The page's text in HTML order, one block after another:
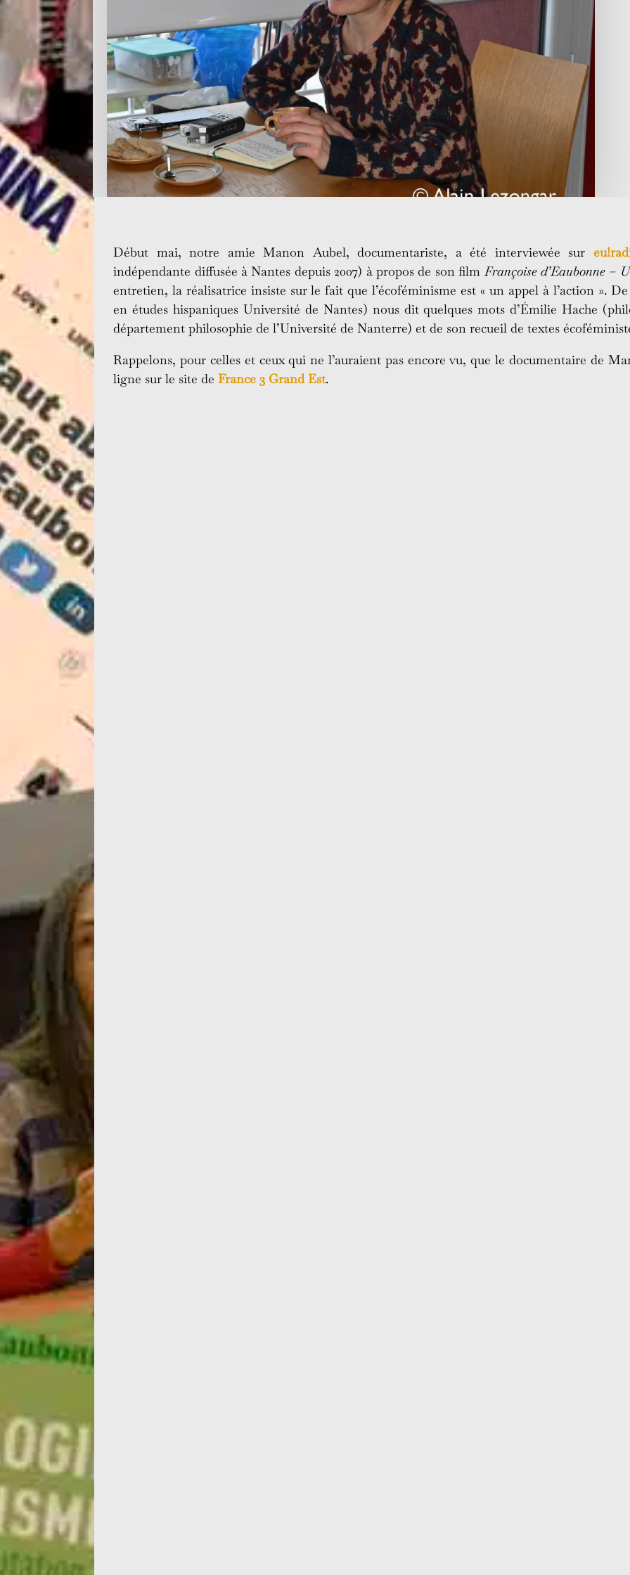
Début mai, notre amie Manon Aubel, documentariste, a été interviewée sur
indépendante diffusée à Nantes depuis 2007) à propos de son filmFrançoise d’Eaubonne –
entretien, la réalisatrice insiste sur le fait que l’écoféminisme est « un appel à l’action ».
en études hispaniques Université de Nantes) nous dit quelques mots d’Émilie Hache
département philosophie de l’Université de Nanterre) et de son recueil de textes
Rappelons, pour celles et ceux qui ne l’auraient pas encore vu, que le documentaire de
ligne sur le site deFrance 3 Grand Est.